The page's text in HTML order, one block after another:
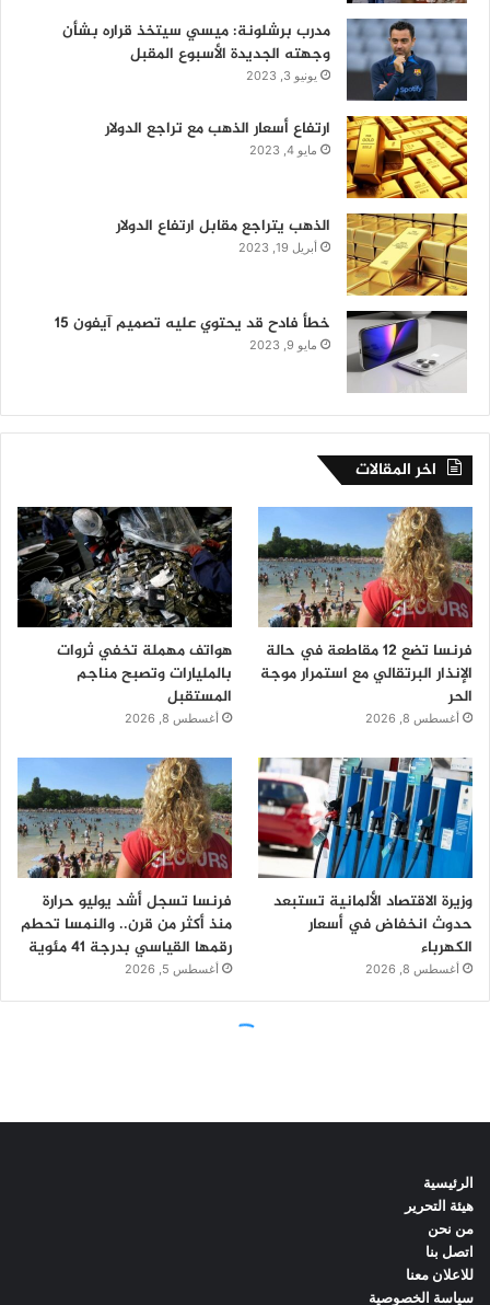
الرئيسية
هيئة التحرير
من نحن
اتصل بنا
للاعلان معنا
سياسة الخصوصية